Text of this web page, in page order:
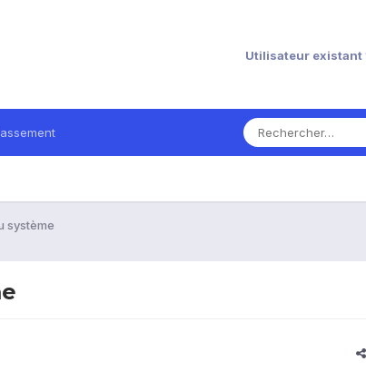
Utilisateur existant
système